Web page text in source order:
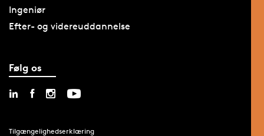
Ingeniør
Efter- og videreuddannelse
Følg os
Tilgængelighedserklæring